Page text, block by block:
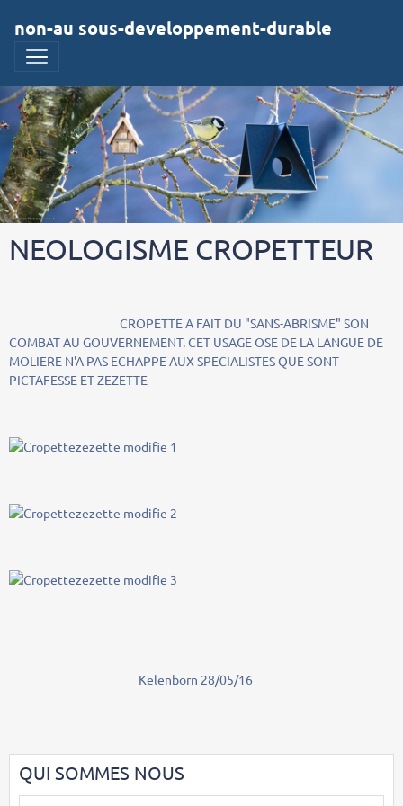
non-au sous-developpement-durable
NEOLOGISME CROPETTEUR
CROPETTE A FAIT DU "SANS-ABRISME" SON
COMBAT AU GOUVERNEMENT. CET USAGE OSE DE LA LANGUE DE
MOLIERE N'A PAS ECHAPPE AUX SPECIALISTES QUE SONT
PICTAFESSE ET ZEZETTE
Kelenborn 28/05/16
QUI SOMMES NOUS